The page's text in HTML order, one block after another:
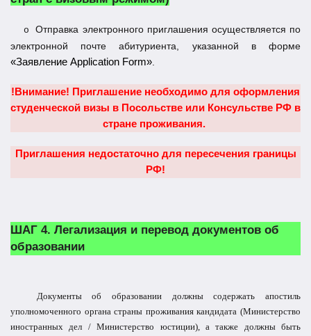
o
Отправка электронного приглашения осуществляется по
электронной почте абитуриента, указанной в форме
«Заявление Application Form»
!Внимание! Приглашение необходимо для оформления
студенческой визы в Посольстве или Консульстве РФ в
стране проживания.
Приглашения недостаточно для пересечения границы
РФ!
ШАГ 4. Легализация и перевод документов об
образовании
Документы об образовании должны содержать апостиль
уполномоченного органа страны проживания кандидата (Министерство
иностранных дел / Министерство юстиции), а также должны быть